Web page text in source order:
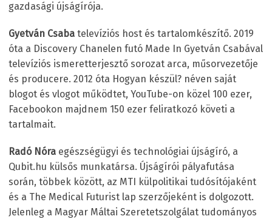
gazdasági újságírója.
Gyetván Csaba televíziós host és tartalomkészítő. 2019
óta a Discovery Chanelen futó Made In Gyetván Csabával
televíziós ismeretterjesztő sorozat arca, műsorvezetője
és producere. 2012 óta Hogyan készül? néven saját
blogot és vlogot működtet, YouTube-on közel 100 ezer,
Facebookon majdnem 150 ezer feliratkozó követi a
tartalmait.
Radó Nóra egészségügyi és technológiai újságíró, a
Qubit.hu külsős munkatársa. Újságírói pályafutása
során, többek között, az MTI külpolitikai tudósítójaként
és a The Medical Futurist lap szerzőjeként is dolgozott.
Jelenleg a Magyar Máltai Szeretetszolgálat tudományos